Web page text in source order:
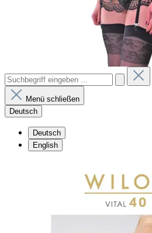
Menü schließen
Deutsch
Deutsch
English